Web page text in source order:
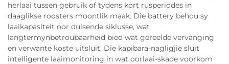
herlaai tussen gebruik of tydens kort rusperiodes in
daaglikse roosters moontlik maak. Die battery behou sy
laaikapasiteit oor duisende siklusse, wat
langtermynbetroubaarheid bied wat gereelde vervanging
en verwante koste uitsluit. Die kapibara-nagligjie sluit
intelligente laaimonitoring in wat oorlaai-skade voorkom